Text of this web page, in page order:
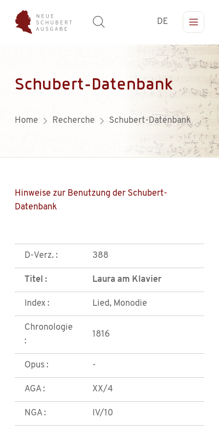
DE
Schubert-Datenbank
Home Recherche Schubert-Datenbank
Hinweise zur Benutzung der Schubert-
Datenbank
D-Verz. : 388
Titel : Laura am Klavier
Index : Lied, Monodie
Chronologie
:
1816
Opus : -
AGA : XX/4
NGA : IV/10